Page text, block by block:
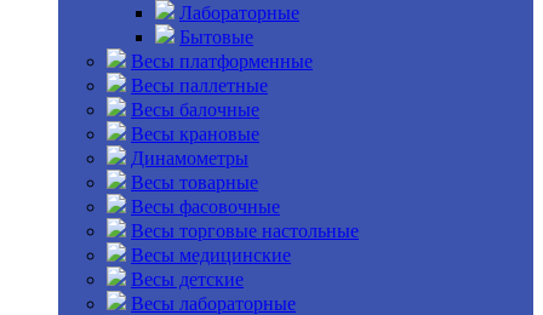
Лабораторные
Бытовые
Весы платформенные
Весы паллетные
Весы балочные
Весы крановые
Динамометры
Весы товарные
Весы фасовочные
Весы торговые настольные
Весы медицинские
Весы детские
Весы лабораторные